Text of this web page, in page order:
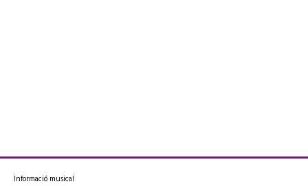
Informació musical